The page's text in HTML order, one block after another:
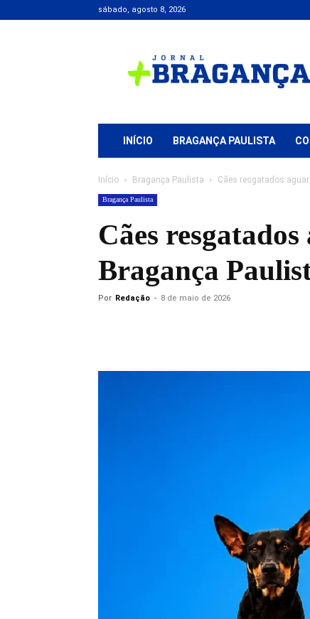
sábado, agosto 8, 2026
+
Bragança
INÍCIO BRAGANÇA PAULISTA
Início Bragança Paulista Cães resgatados
Bragança Paulista
Cães
Bragança
Por Redação - 8 de maio de 2026